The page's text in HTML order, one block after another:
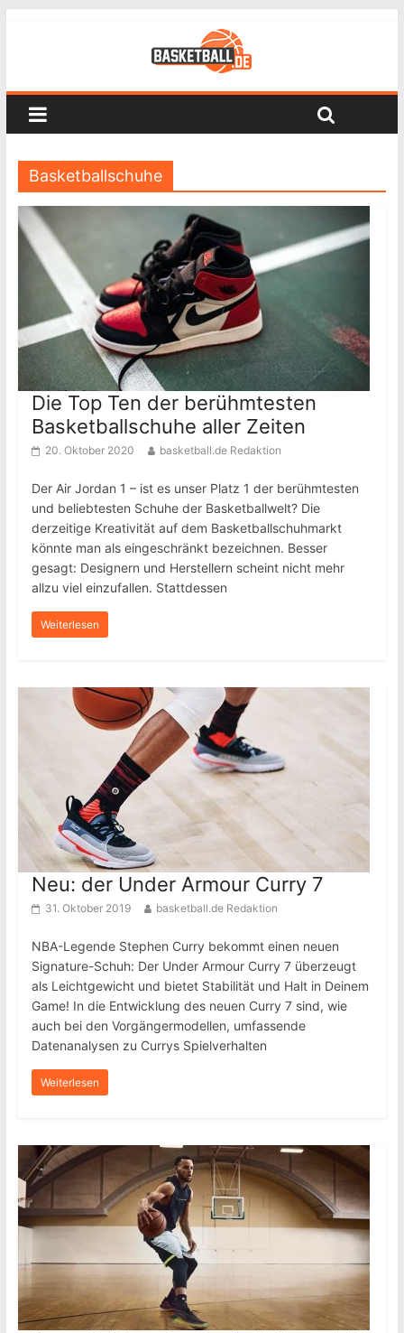
Basketballschuhe
Die Top Ten der berühmtesten
Basketballschuhe aller Zeiten
20. Oktober 2020 basketball.de Redaktion
Der Air Jordan 1 – ist es unser Platz 1 der berühmtesten
und beliebtesten Schuhe der Basketballwelt? Die
derzeitige Kreativität auf dem Basketballschuhmarkt
könnte man als eingeschränkt bezeichnen. Besser
gesagt: Designern und Herstellern scheint nicht mehr
allzu viel einzufallen. Stattdessen
Weiterlesen
Neu: der Under Armour Curry 7
31. Oktober 2019 basketball.de Redaktion
NBA-Legende Stephen Curry bekommt einen neuen
Signature-Schuh: Der Under Armour Curry 7 überzeugt
als Leichtgewicht und bietet Stabilität und Halt in Deinem
Game! In die Entwicklung des neuen Curry 7 sind, wie
auch bei den Vorgängermodellen, umfassende
Datenanalysen zu Currys Spielverhalten
Weiterlesen